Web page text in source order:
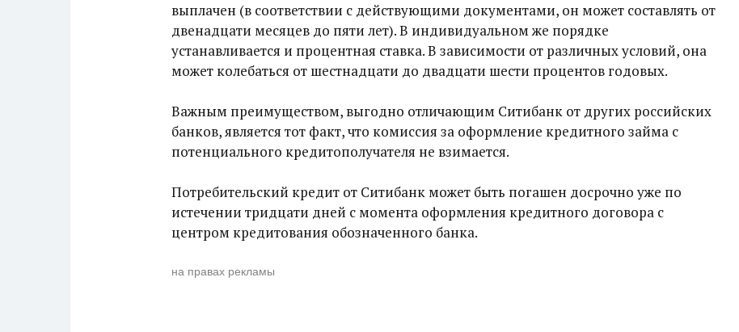
выплачен (в соответствии с действующими документами, он может составлять от
двенадцати месяцев до пяти лет). В индивидуальном же порядке
устанавливается и процентная ставка. В зависимости от различных условий, она
может колебаться от шестнадцати до двадцати шести процентов годовых.
Важным преимуществом, выгодно отличающим Ситибанк от других российских
банков, является тот факт, что комиссия за оформление кредитного займа с
потенциального кредитополучателя не взимается.
Потребительский кредит от Ситибанк может быть погашен досрочно уже по
истечении тридцати дней с момента оформления кредитного договора с
центром кредитования обозначенного банка.
на правах рекламы